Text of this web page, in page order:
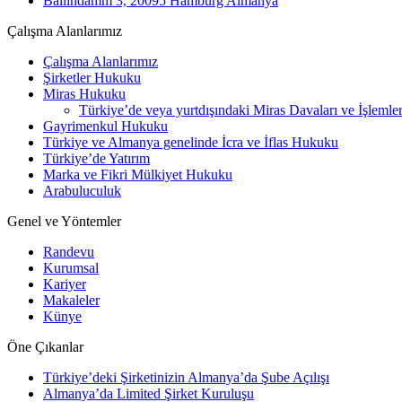
Çalışma Alanlarımız
Çalışma Alanlarımız
Şirketler Hukuku
Miras Hukuku
Türkiye’de veya yurtdışındaki Miras Davaları ve
Gayrimenkul Hukuku
Türkiye ve Almanya genelinde İcra ve İflas Hukuku
Türkiye’de Yatırım
Marka ve Fikri Mülkiyet Hukuku
Arabuluculuk
Genel ve Yöntemler
Randevu
Kurumsal
Kariyer
Makaleler
Künye
Öne Çıkanlar
Türkiye’deki Şirketinizin Almanya’da Şube Açılışı
Almanya’da Limited Şirket Kuruluşu